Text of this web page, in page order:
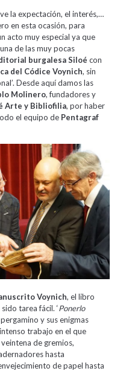
la expectación, el interés,…
en esta ocasión, para
acto muy especial ya que
de las muy pocas
burgalesa Siloé con
del Códice Voynich, sin
Desde aquí damos las
Molinero, fundadores y
Arte y Bibliofilia, por haber
el equipo de Pentagraf
Voynich, el libro
tarea fácil. ‘Ponerlo
y sus enigmas
trabajo en el que
de gremios,
hasta
de papel hasta